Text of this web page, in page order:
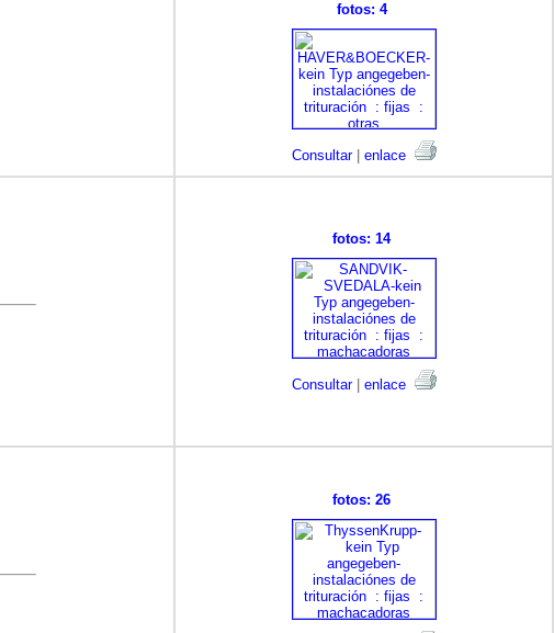
fotos: 4
Consultar| enlace
fotos: 14
Consultar| enlace
fotos: 26